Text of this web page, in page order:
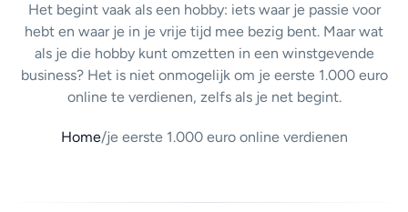
Het begint vaak als een hobby: iets waar je passie voor
hebt en waar je in je vrije tijd mee bezig bent. Maar wat
als je die hobby kunt omzetten in een winstgevende
business? Het is niet onmogelijk om je eerste 1.000 euro
online te verdienen, zelfs als je net begint.
Home/je eerste 1.000 euro online verdienen